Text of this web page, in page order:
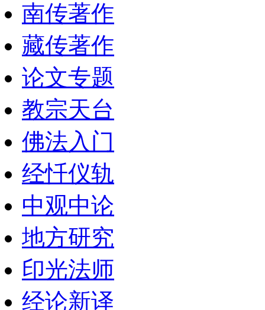
南传著作
藏传著作
论文专题
教宗天台
佛法入门
经忏仪轨
中观中论
地方研究
印光法师
经论新译